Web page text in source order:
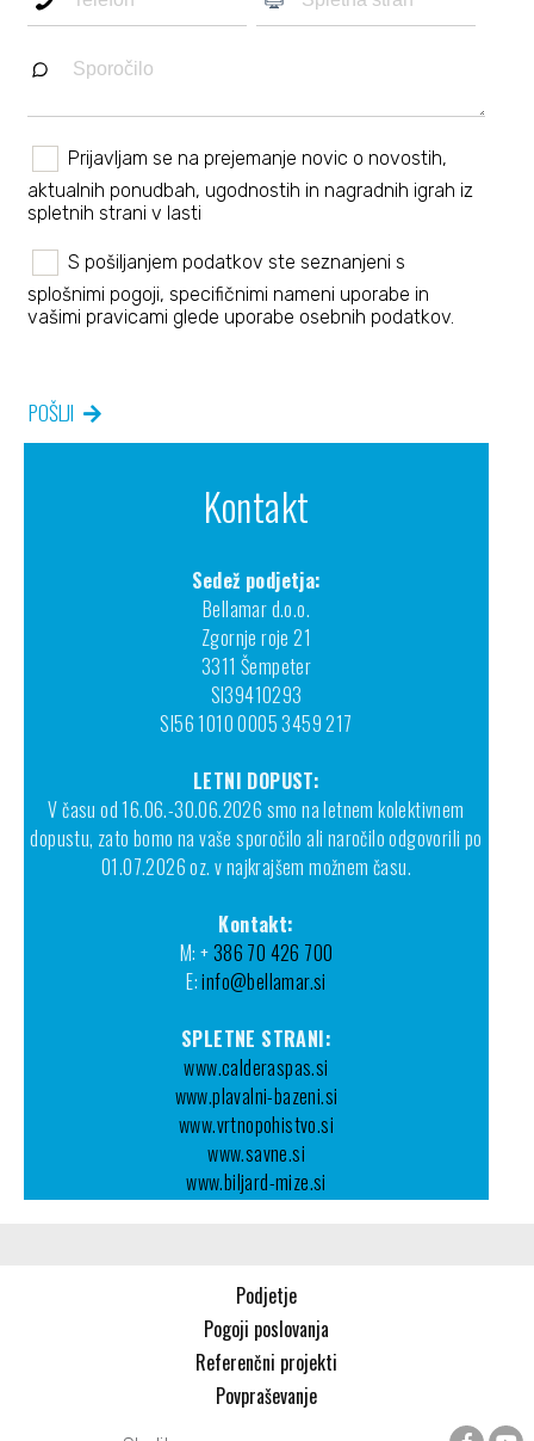
Prijavljam se na prejemanje novic o novostih,
aktualnih ponudbah, ugodnostih in nagradnih igrah iz
spletnih strani v lasti
S pošiljanjem podatkov ste seznanjeni s
splošnimi pogoji, specifičnimi nameni uporabe in
vašimi pravicami glede uporabe osebnih podatkov.
POŠLJI
Kontakt
Sedež podjetja:
Bellamar d.o.o.
Zgornje roje 21
3311 Šempeter
SI39410293
SI56 1010 0005 3459 217
LETNI DOPUST:
V času od 16.06.-30.06.2026 smo na letnem kolektivnem
dopustu, zato bomo na vaše sporočilo ali naročilo odgovorili po
01.07.2026 oz. v najkrajšem možnem času.
Kontakt:
M: +386 70 426 700
E:info@bellamar.si
SPLETNE STRANI:
www.calderaspas.si
www.plavalni-bazeni.si
www.vrtnopohistvo.si
www.savne.si
www.biljard-mize.si
Podjetje
Pogoji poslovanja
Referenčni projekti
Povpraševanje